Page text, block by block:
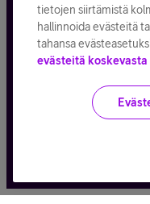
Toimitusehdot ja
Kaikki hinnat ALV25,5
© Telia Company
tietojen siirtämistä
hallinnoida evästeitä
tahansa
evästeitä